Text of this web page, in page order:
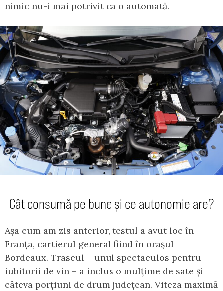
nimic nu-i mai potrivit ca o automată.
Cât consumă pe bune și ce autonomie are?
Așa cum am zis anterior, testul a avut loc în
Franța, cartierul general fiind în orașul
Bordeaux. Traseul – unul spectaculos pentru
iubitorii de vin – a inclus o mulțime de sate și
câteva porțiuni de drum județean. Viteza maximă